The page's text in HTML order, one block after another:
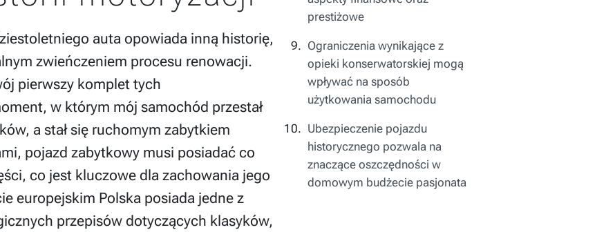
prestiżowe
Ograniczenia wynikające z
opieki konserwatorskiej mogą
wpływać na sposób
użytkowania samochodu
Ubezpieczenie pojazdu
historycznego pozwala na
znaczące oszczędności w
domowym budżecie pasjonata
auta opowiada inną historię,
zwieńczeniem procesu renowacji.
pierwszy komplet tych
w którym mój samochód przestał
a stał się ruchomym zabytkiem
pojazd zabytkowy musi posiadać co
co jest kluczowe dla zachowania jego
europejskim Polska posiada jedne z
przepisów dotyczących klasyków,